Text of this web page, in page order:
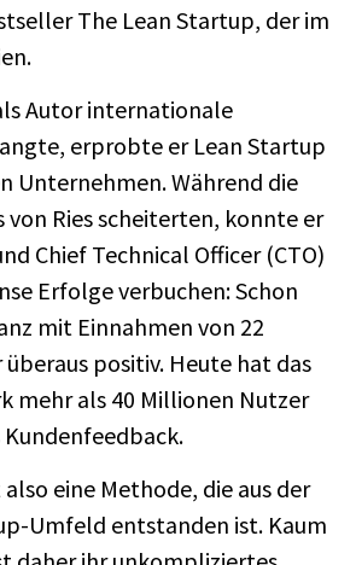
The Lean Startup, der im
Autor internationale
erprobte er Lean Startup
Unternehmen. Während die
von Ries scheiterten, konnte er
Chief Technical Officer (CTO)
Erfolge verbuchen: Schon
mit Einnahmen von 22
positiv. Heute hat das
mehr als 40 Millionen Nutzer
eine Methode, die aus der
Umfeld entstanden ist. Kaum